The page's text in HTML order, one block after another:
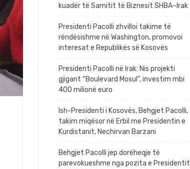
kuadër të Samitit të Biznesit SHBA–Irak
Presidenti Pacolli zhvilloi takime të
rëndësishme në Washington, promovoi
interesat e Republikës së Kosovës
Presidenti Pacolli në Irak: Nis projekti
gjigant “Boulevard Mosul”, investim mbi
400 milionë euro
Ish-Presidenti i Kosovës, Behgjet Pacolli,
takim miqësor në Erbil me Presidentin e
Kurdistanit, Nechirvan Barzani
Behgjet Pacolli jep dorëheqje të
parevokueshme nga pozita e Presidentit